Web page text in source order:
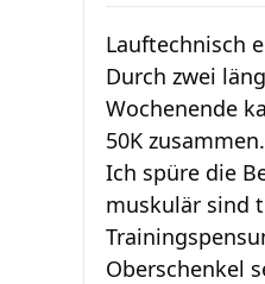
Lauftechnisch
Durch zwei
Wochenende
50K zusammen.
Ich spüre die
muskulär sind
Oberschenkel